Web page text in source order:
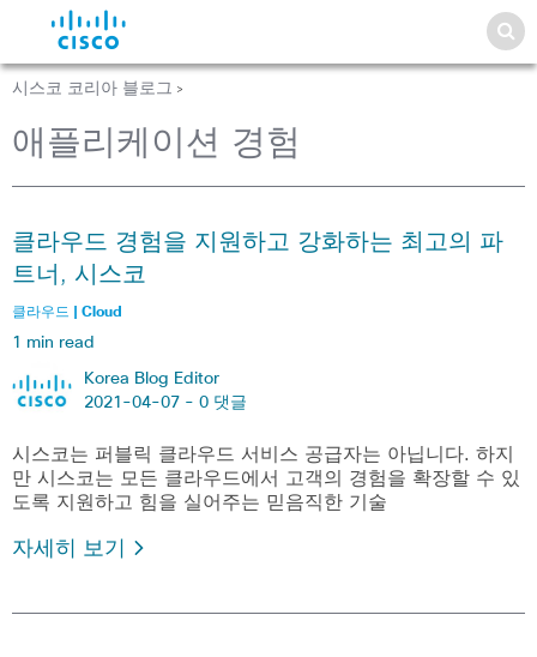
시스코 코리아 블로그 >
애플리케이션 경험
클라우드 경험을 지원하고 강화하는 최고의 파
트너, 시스코
클라우드 | Cloud
1 min read
Korea Blog Editor
2021-04-07 - 0 댓글
시스코는 퍼블릭 클라우드 서비스 공급자는 아닙니다. 하지
만 시스코는 모든 클라우드에서 고객의 경험을 확장할 수 있
도록 지원하고 힘을 실어주는 믿음직한 기술
자세히 보기